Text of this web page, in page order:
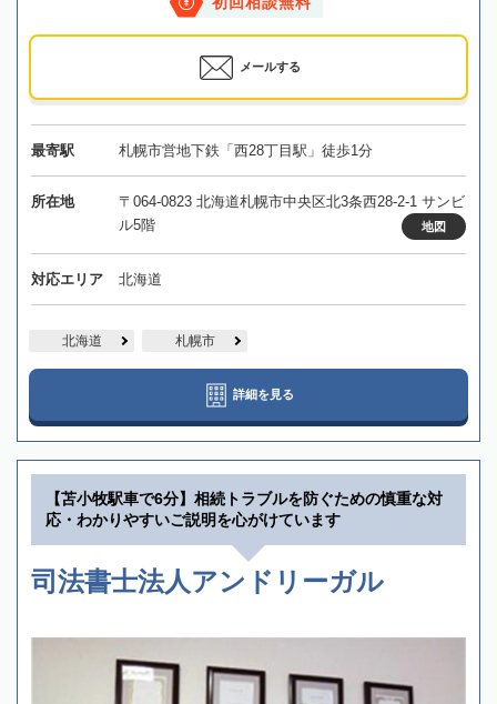
メールする
最寄駅 札幌市営地下鉄「西28丁目駅」徒歩1分
所在地
〒064-0823 北海道札幌市中央区北3条西28-2-1 サンビ
ル5階
地図
対応エリア 北海道
北海道 札幌市
詳細を見る
【苫小牧駅車で6分】相続トラブルを防ぐための慎重な対
応・わかりやすいご説明を心がけています
司法書士法人アンドリーガル